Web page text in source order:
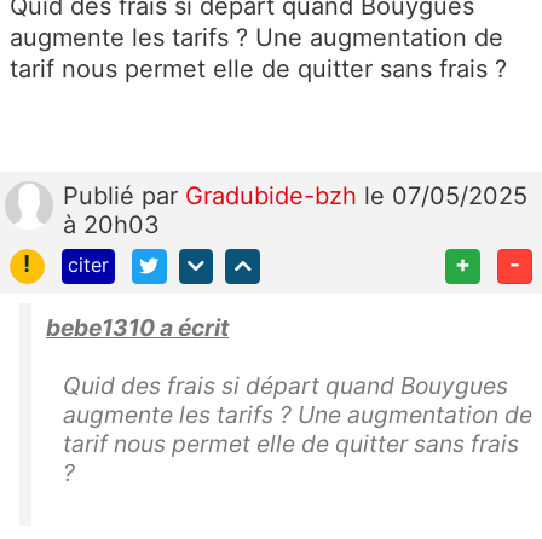
Quid des frais si départ quand Bouygues
augmente les tarifs ? Une augmentation de
tarif nous permet elle de quitter sans frais ?
Publié par Gradubide-bzh le 07/05/2025
à 20h03
!
citer + -
bebe1310 a écrit
Quid des frais si départ quand Bouygues
augmente les tarifs ? Une augmentation de
tarif nous permet elle de quitter sans frais
?